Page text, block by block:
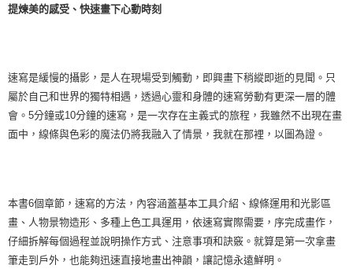
提煉美的感受、快速畫下心動時刻
速寫是緩慢的攝影，是人在現場受到觸動，即興畫下稍縱即逝的見聞。只
屬於自己和世界的獨特相遇，透過心靈和身體的速寫勞動有更深一層的體
會。5分鐘或10分鐘的速寫，是一次存在主義式的旅程，我雖然不出現在畫
面中，線條與色彩的魔法仍將我融入了情景，我就在那裡，以圖為證。
本書6個章節，速寫的方法，內容涵蓋基本工具介紹、線條運用和光影區
畫、人物景物造形、多種上色工具運用，依速寫實際需要，序完成畫作，
仔細拆解每個過程並說明操作方式、注意事項和訣竅。就算是第一次拿畫
筆走到戶外，也能夠迅速直接地畫出神韻，讓記憶永遠鮮明。